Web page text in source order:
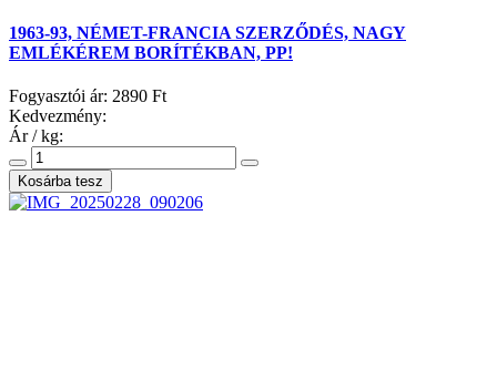
1963-93, NÉMET-FRANCIA SZERZŐDÉS, NAGY
EMLÉKÉREM BORÍTÉKBAN, PP!
Fogyasztói ár: 2890 Ft
Kedvezmény:
Ár / kg: